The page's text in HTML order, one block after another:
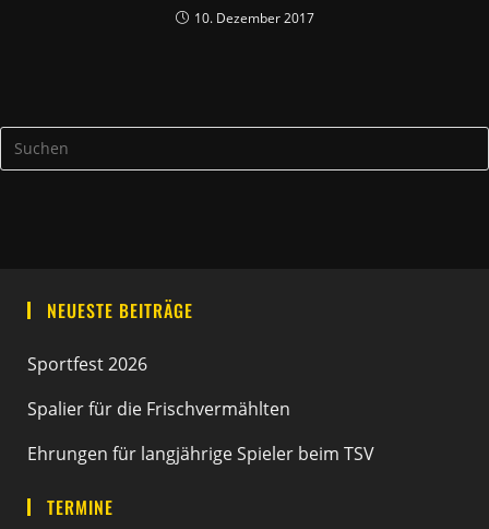
10. Dezember 2017
NEUESTE BEITRÄGE
Sportfest 2026
Spalier für die Frischvermählten
Ehrungen für langjährige Spieler beim TSV
TERMINE